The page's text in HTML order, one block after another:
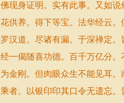
佛现身证明。实有此事。又如
花供养。得下等宝。法华经云
罗汉道。尽诸有漏。于深禅定
经一偈随喜功德。百千万亿分
为金刚。但肉眼众生不能见耳
乘者。以银印印其口令无遗忘